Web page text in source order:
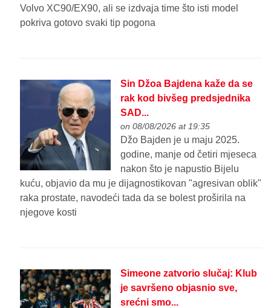
Volvo XC90/EX90, ali se izdvaja time što isti model
pokriva gotovo svaki tip pogona
Sin Džoa Bajdena kaže da se
rak kod bivšeg predsjednika
SAD...
on 08/08/2026 at 19:35
Džo Bajden je u maju 2025.
godine, manje od četiri mjeseca
nakon što je napustio Bijelu
kuću, objavio da mu je dijagnostikovan "agresivan oblik"
raka prostate, navodeći tada da se bolest proširila na
njegove kosti
Simeone zatvorio slučaj: Klub
je savršeno objasnio sve,
srećni smo...